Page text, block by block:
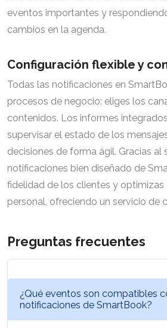
eventos importantes y
cambios en la agenda.
Configuración flexible y
Todas las notificaciones en
procesos de negocio: eliges los
contenidos. Los informes
supervisar el estado de los
decisiones de forma ágil. Gracias al
notificaciones bien diseñado de
fidelidad de los clientes y optimizas
personal, ofreciendo un servicio de
Preguntas frecuentes
¿Qué eventos son compatibles
notificaciones de SmartBook?